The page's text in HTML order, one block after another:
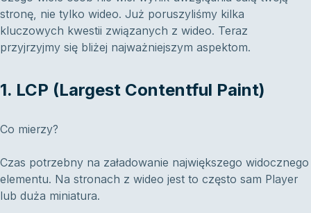
stronę, nie tylko wideo. Już poruszyliśmy kilka
kluczowych kwestii związanych z wideo. Teraz
przyjrzyjmy się bliżej najważniejszym aspektom.
1. LCP (Largest Contentful Paint)
Co mierzy?
Czas potrzebny na załadowanie największego widocznego
elementu. Na stronach z wideo jest to często sam Player
lub duża miniatura.